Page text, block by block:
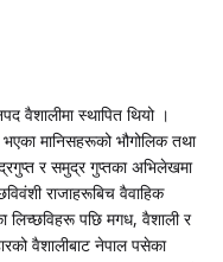
वैशालीमा स्थापित थियो ।
मानिसहरूको भौगोलिक तथा
र समुद्र गुप्‍तका अभिलेखमा
राजाहरूबिच वैवाहिक
लिच्छविहरू पछि मगध, वैशाली र
वैशालीबाट नेपाल पसेका